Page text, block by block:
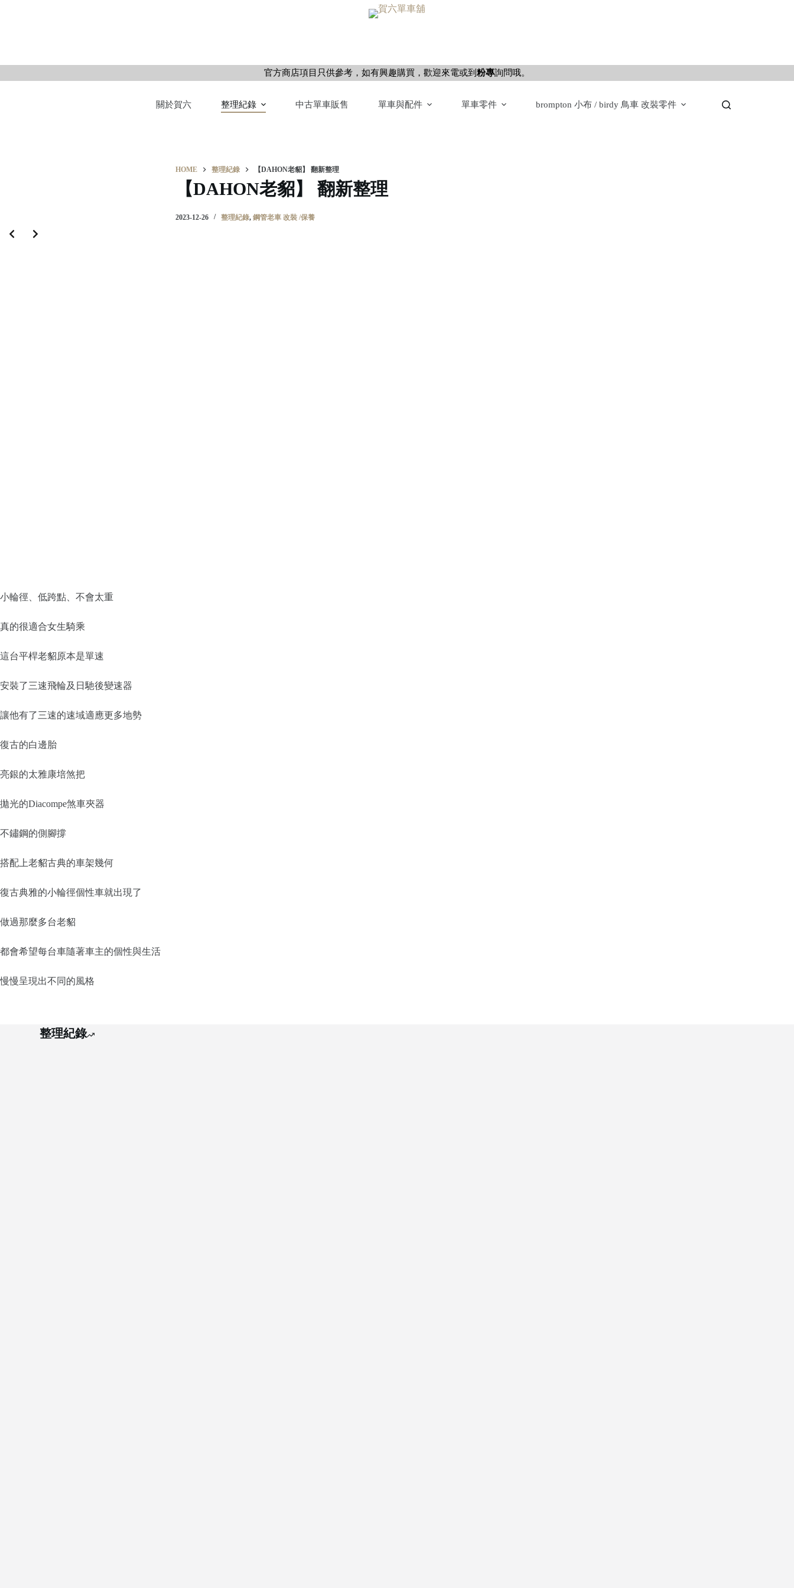
官方商店項目只供參考，如有興趣購買，歡迎來電或到 粉專詢問哦。
關於賀六 整理紀錄 中古單車販售 單車與配件 單車零件 brompton 小布 / birdy 鳥車 改裝零件
HOME 整理紀錄 【DAHON老貂】 翻新整理
【DAHON老貂】 翻新整理
2023-12-26 整理紀錄, 鋼管老車 改裝 /保養
小輪徑、低跨點、不會太重
真的很適合女生騎乘
這台平桿老貂原本是單速
安裝了三速飛輪及日馳後變速器
讓他有了三速的速域適應更多地勢
復古的白邊胎
亮銀的太雅康培煞把
拋光的Diacompe煞車夾器
不鏽鋼的側腳撐
搭配上老貂古典的車架幾何
復古典雅的小輪徑個性車就出現了
做過那麼多台老貂
都會希望每台車隨著車主的個性與生活
慢慢呈現出不同的風格
整理紀錄